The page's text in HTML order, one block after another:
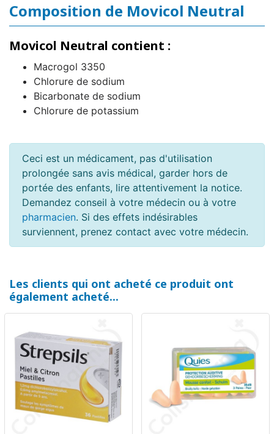
Composition de Movicol Neutral
Movicol Neutral contient :
Macrogol 3350
Chlorure de sodium
Bicarbonate de sodium
Chlorure de potassium
Ceci est un médicament, pas d'utilisation
prolongée sans avis médical, garder hors de
portée des enfants, lire attentivement la notice.
Demandez conseil à votre médecin ou à votre
pharmacien. Si des effets indésirables
surviennent, prenez contact avec votre médecin.
Les clients qui ont acheté ce produit ont
également acheté...